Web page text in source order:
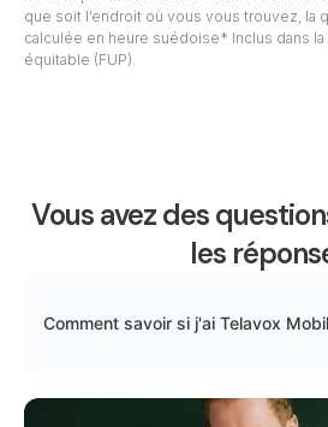
que soit l’endroit où vous vous trouvez, la
calculée en heure suédoise* Inclus dans
équitable (FUP).
Vous avez des
les
Comment savoir si j'ai Telavox